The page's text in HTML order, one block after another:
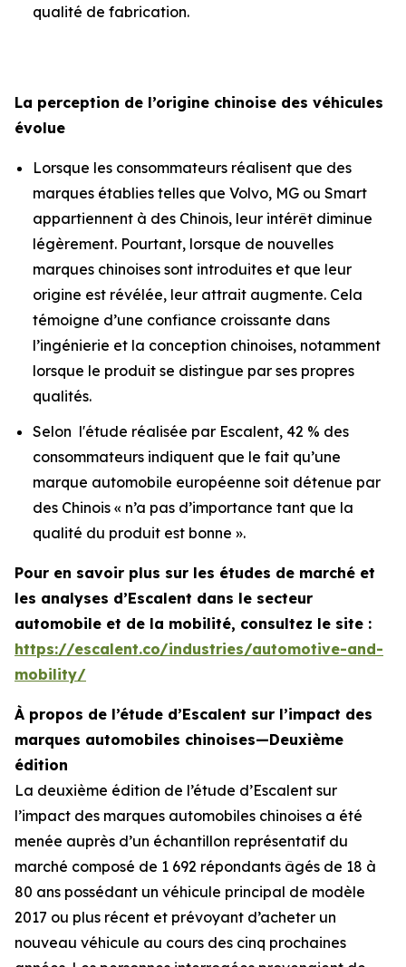
qualité de fabrication.
La perception de l’origine chinoise des véhicules
évolue
Lorsque les consommateurs réalisent que des
marques établies telles que Volvo, MG ou Smart
appartiennent à des Chinois, leur intérêt diminue
légèrement. Pourtant, lorsque de nouvelles
marques chinoises sont introduites et que leur
origine est révélée, leur attrait augmente. Cela
témoigne d’une confiance croissante dans
l’ingénierie et la conception chinoises, notamment
lorsque le produit se distingue par ses propres
qualités.
Selon l'étude réalisée par Escalent, 42 % des
consommateurs indiquent que le fait qu’une
marque automobile européenne soit détenue par
des Chinois « n’a pas d’importance tant que la
qualité du produit est bonne ».
Pour en savoir plus sur les études de marché et
les analyses d’Escalent dans le secteur
automobile et de la mobilité, consultez le site :
https://escalent.co/industries/automotive-and-
mobility/
À propos de l’étude d’Escalent sur l’impact des
marques automobiles chinoises—Deuxième
édition
La deuxième édition de l’étude d’Escalent sur
l’impact des marques automobiles chinoises a été
menée auprès d’un échantillon représentatif du
marché composé de 1 692 répondants âgés de 18 à
80 ans possédant un véhicule principal de modèle
2017 ou plus récent et prévoyant d’acheter un
nouveau véhicule au cours des cinq prochaines